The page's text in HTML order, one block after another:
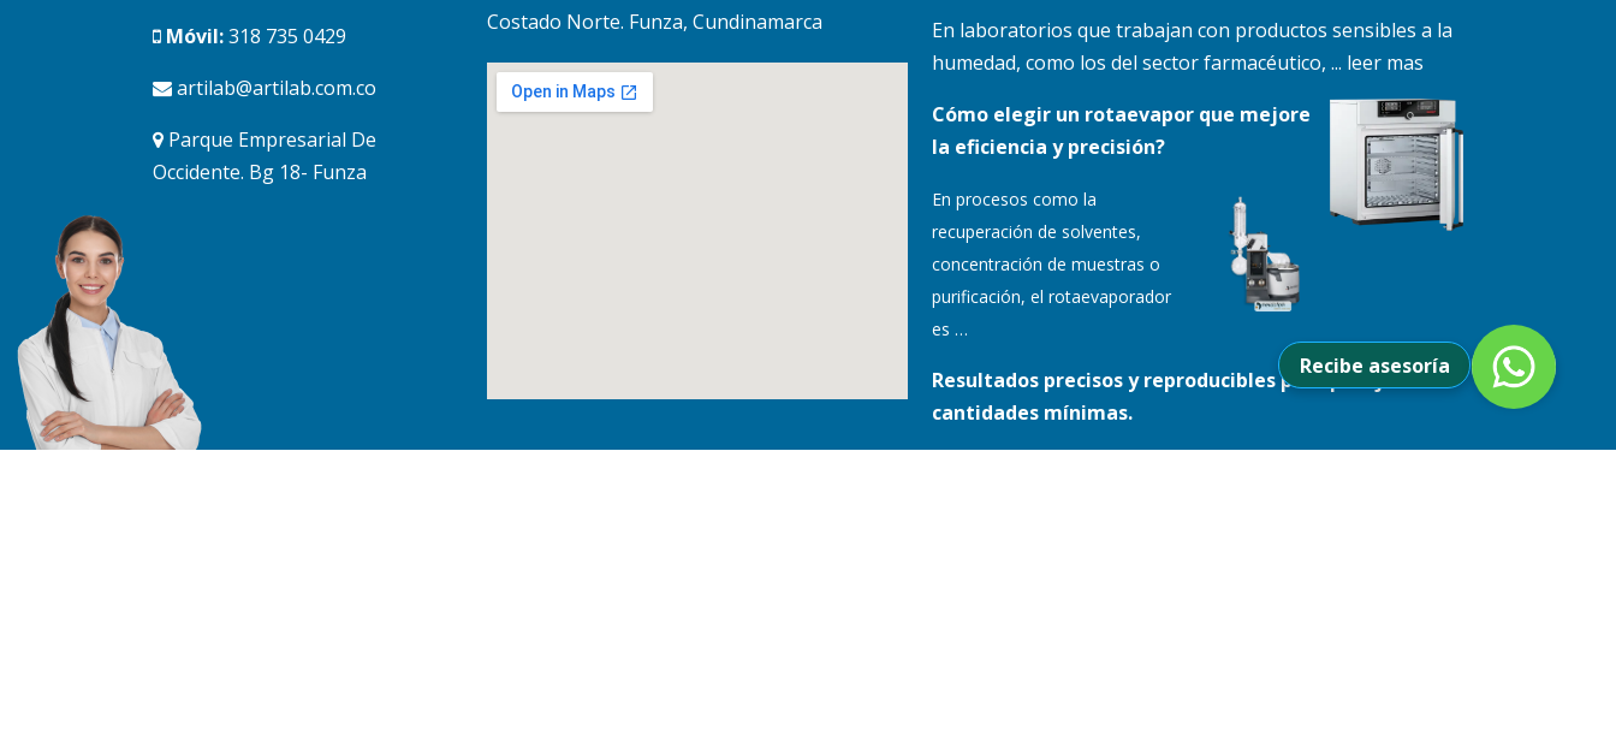
Móvil:318 735 0429
artilab@artilab.com.co
Parque Empresarial De
Occidente. Bg 18- Funza
En laboratorios que trabajan con productos sensibles a la
humedad, como los del sector farmacéutico, ... leer mas
Cómo elegir un rotaevapor que mejore
la eficiencia y precisión?
En procesos como la
recuperación de solventes,
concentración de muestras o
purificación, el rotaevaporador
es …
Resultados precisos y reproducibles para pesaje con
cantidades mínimas.
Costado Norte. Funza, Cundinamarca
Recibe asesoría